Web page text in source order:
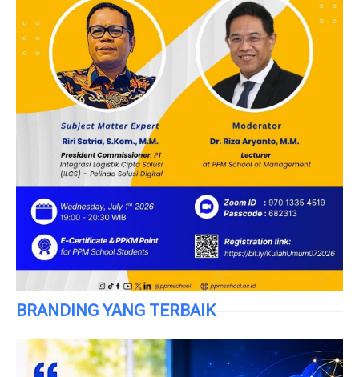
BRANDING YANG TERBAIK